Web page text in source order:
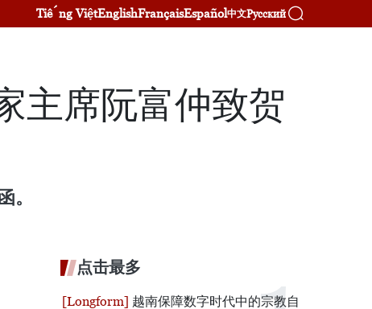
Tiếng ViệtEnglishFrançaisEspañol中文Русский
主席阮富仲致贺
。
点击最多
越南保障数字时代中的宗教自